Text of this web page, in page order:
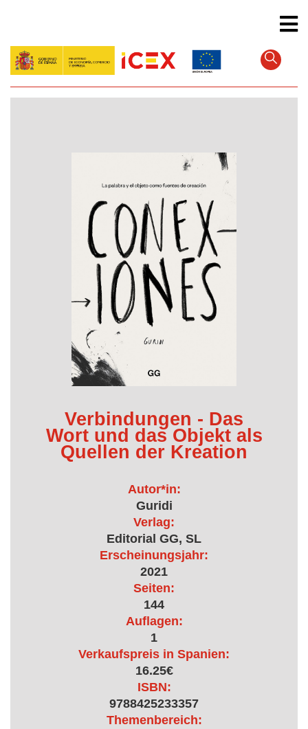
Verbindungen - Das
Wort und das Objekt als
Quellen der Kreation
Autor*in:
Guridi
Verlag:
Editorial GG, SL
Erscheinungsjahr:
2021
Seiten:
144
Auflagen:
1
Verkaufspreis in Spanien:
16.25€
ISBN:
9788425233357
Themenbereich: